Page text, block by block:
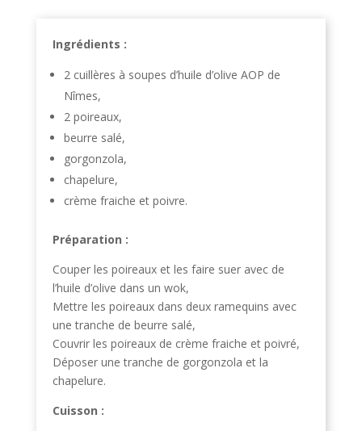
Ingrédients :
2 cuillères à soupes d’huile d’olive AOP de
Nîmes,
2 poireaux,
beurre salé,
gorgonzola,
chapelure,
crème fraiche et poivre.
Préparation :
Couper les poireaux et les faire suer avec de
l’huile d’olive dans un wok,
Mettre les poireaux dans deux ramequins avec
une tranche de beurre salé,
Couvrir les poireaux de crème fraiche et poivré,
Déposer une tranche de gorgonzola et la
chapelure.
Cuisson :